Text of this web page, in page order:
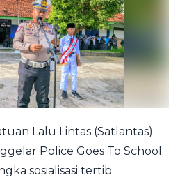
Lalu Lintas (Satlantas)
Police Goes To School.
sosialisasi tertib